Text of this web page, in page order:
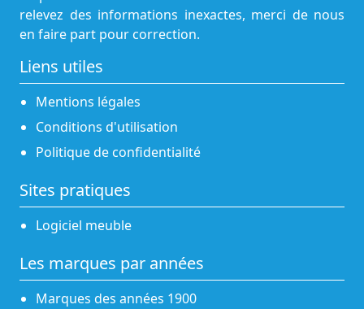
relevez des informations inexactes, merci de nous
en faire part pour correction.
Liens utiles
Mentions légales
Conditions d'utilisation
Politique de confidentialité
Sites pratiques
Logiciel meuble
Les marques par années
Marques des années 1900